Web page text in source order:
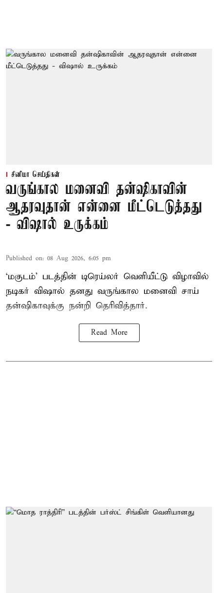
சினிமா செய்திகள்
வருங்கால மனைவி தன்ஷிகாவின்
ஆதரவுதான் என்னை மீட்டெடுத்தது
- விஷால் உருக்கம்
Published on: 08 Aug 2026, 6:05 pm
‘மகுடம்’ படத்தின் டிரெய்லர் வெளியீட்டு விழாவில்
நடிகர் விஷால் தனது வருங்கால மனைவி சாய்
தன்ஷிகாவுக்கு நன்றி தெரிவித்தார்.
Read More